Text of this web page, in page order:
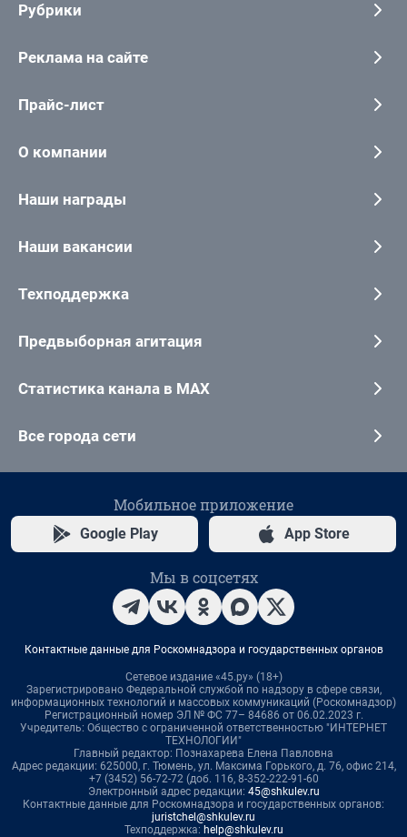
Рубрики
Реклама на сайте
Прайс-лист
О компании
Наши награды
Наши вакансии
Техподдержка
Предвыборная агитация
Статистика канала в MAX
Все города сети
Мобильное приложение
Google Play App Store
Мы в соцсетях
Контактные данные для Роскомнадзора и государственных органов
Сетевое издание «45.ру» (18+)
Зарегистрировано Федеральной службой по надзору в сфере связи,
информационных технологий и массовых коммуникаций (Роскомнадзор)
Регистрационный номер ЭЛ № ФС 77– 84686 от 06.02.2023 г.
Учредитель: Общество с ограниченной ответственностью "ИНТЕРНЕТ
ТЕХНОЛОГИИ"
Главный редактор: Познахарева Елена Павловна
Адрес редакции: 625000, г. Тюмень, ул. Максима Горького, д. 76, офис 214,
+7 (3452) 56-72-72 (доб. 116, 8-352-222-91-60
Электронный адрес редакции: 45@shkulev.ru
Контактные данные для Роскомнадзора и государственных органов:
juristchel@shkulev.ru
Техподдержка: help@shkulev.ru